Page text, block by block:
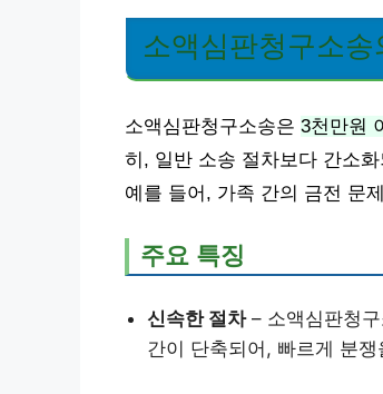
소액심판청구소
소액심판청구소송은 3천만원
히, 일반 소송 절차보다 간소
예를 들어, 가족 간의 금전 문
주요 특징
신속한 절차– 소액심판청구
간이 단축되어, 빠르게 분